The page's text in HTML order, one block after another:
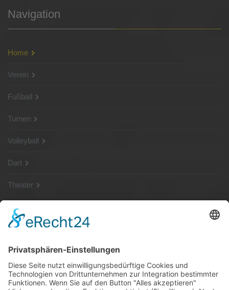
Navigation
Home
Verein
Fußball
Turnen
Volleyball
Dart
Theater
SG Shop
Sponsoren
Kontakt